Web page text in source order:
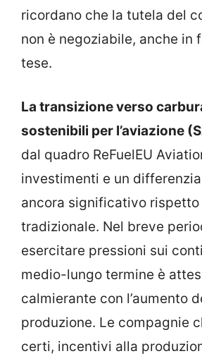
ricordano che la tutela del
non è negoziabile, anche in
tese.
La transizione verso
sostenibili per l’aviazione
dal quadro ReFuelEU
investimenti e un
ancora significativo rispetto
tradizionale. Nel breve
esercitare pressioni sui
medio-lungo termine è
calmierante con l’aumento
produzione. Le compagnie
certi, incentivi alla